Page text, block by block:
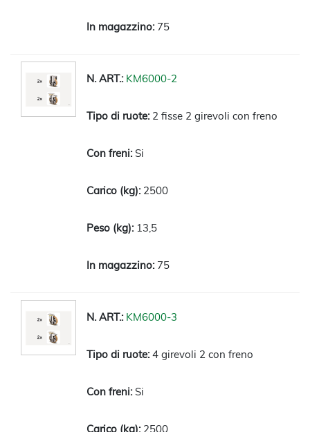
75
KM6000-2
2 fisse 2 girevoli con freno
Si
2500
13,5
75
KM6000-3
4 girevoli 2 con freno
Si
2500